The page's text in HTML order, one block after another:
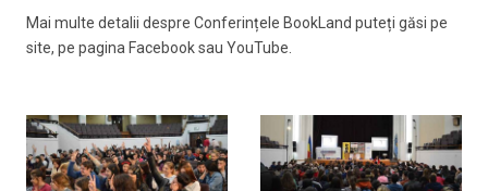
Mai multe detalii despre Conferințele BookLand puteți găsi pe
site, pe pagina Facebook sau YouTube.